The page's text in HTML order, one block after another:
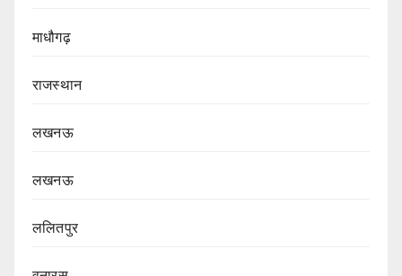
माधौगढ़
राजस्थान
लखनऊ
लखनऊ
ललितपुर